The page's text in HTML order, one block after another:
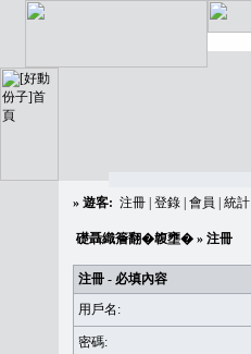
» 遊客: 注冊 登錄 會員 統計
礎聶織簷翻�䪖壅� » 注冊
注冊 - 必填內容
用戶名:
密碼: